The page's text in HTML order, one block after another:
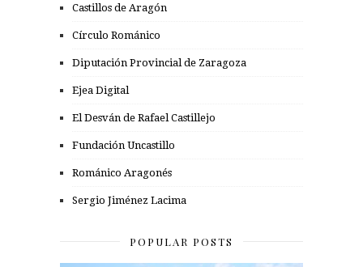
Castillos de Aragón
Círculo Románico
Diputación Provincial de Zaragoza
Ejea Digital
El Desván de Rafael Castillejo
Fundación Uncastillo
Románico Aragonés
Sergio Jiménez Lacima
POPULAR POSTS